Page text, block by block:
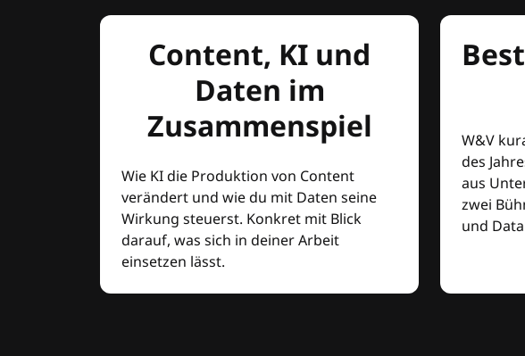
Content, KI und
Daten im
Zusammenspiel
Wie KI die Produktion von Content
verändert und wie du mit Daten seine
Wirkung steuerst. Konkret mit Blick
darauf, was sich in deiner Arbeit
einsetzen lässt.
W&V
des
aus
zwei
und